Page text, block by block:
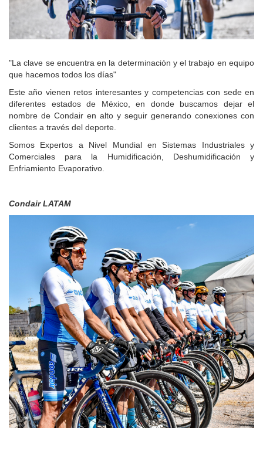
"La clave se encuentra en la determinación y el trabajo en equipo
que hacemos todos los días"
Este año vienen retos interesantes y competencias con sede en
diferentes estados de México, en donde buscamos dejar el
nombre de Condair en alto y seguir generando conexiones con
clientes a través del deporte.
Somos Expertos a Nivel Mundial en Sistemas Industriales y
Comerciales para la Humidificación, Deshumidificación y
Enfriamiento Evaporativo.
Condair LATAM